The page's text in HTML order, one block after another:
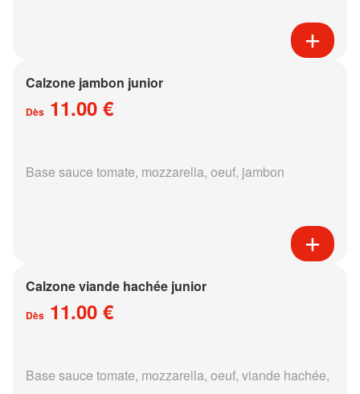
Calzone jambon junior
Dès 11.00 €
Base sauce tomate, mozzarella, oeuf, jambon
Calzone viande hachée junior
Dès 11.00 €
Base sauce tomate, mozzarella, oeuf, viande hachée,